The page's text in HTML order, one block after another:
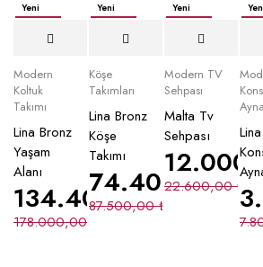
Yeni
Modern
Koltuk
Takımı
Lina Bronz
Yaşam
Alanı
178.000,00
134.400,00₺
Yeni
Köşe
Takımları
Lina Bronz
Köşe
Takımı
87.500,00₺
74.400,00₺
Yeni
Modern TV
Sehpası
Malta Tv
Sehpası
22.600,00₺